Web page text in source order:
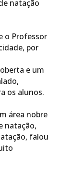
natação
o Professor
por
e um
os alunos.
área nobre
natação,
falou